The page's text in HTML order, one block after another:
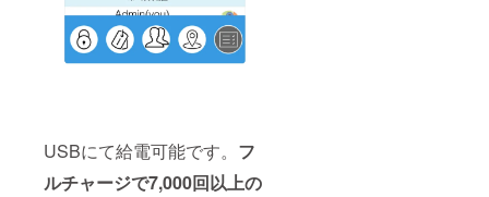
USBにて給電可能です。 フ
ルチャージで7,000回以上の